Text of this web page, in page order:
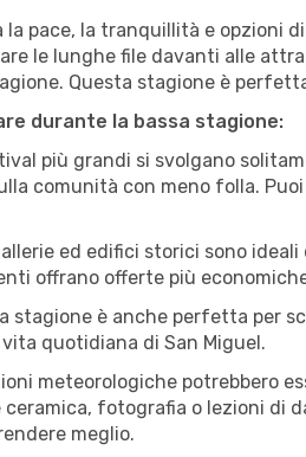
pace, la tranquillità e opzioni
le lunghe file davanti alle
Questa stagione è
durante la bassa stagione:
più grandi si svolgano
comunità con meno folla.
ed edifici storici sono
offrano offerte più
stagione è anche perfetta per
quotidiana di San Miguel.
meteorologiche potrebbero
fotografia o lezioni di
meglio.